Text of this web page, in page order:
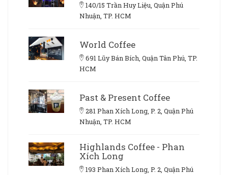
140/15 Trần Huy Liệu, Quận Phú
Nhuận, TP. HCM
World Coffee
691 Lũy Bán Bích, Quận Tân Phú, TP.
HCM
Past & Present Coffee
281 Phan Xích Long, P. 2, Quận Phú
Nhuận, TP. HCM
Highlands Coffee - Phan
Xích Long
193 Phan Xích Long, P. 2, Quận Phú